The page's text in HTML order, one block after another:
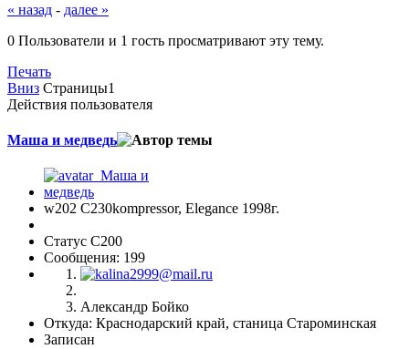
« назад - далее »
0 Пользователи и 1 гость просматривают эту тему.
Печать
Вниз Страницы1
Действия пользователя
Маша и медведь
w202 С230kompressor, Elegance 1998г.
Статус C200
Сообщения: 199
Александр Бойко
Откуда: Краснодарский край, станица Староминская
Записан